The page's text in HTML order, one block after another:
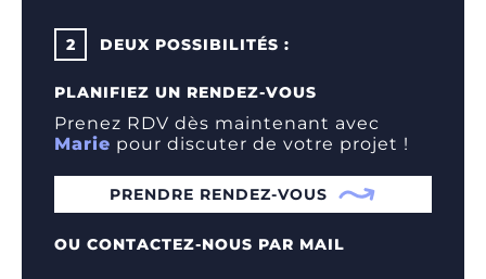
2 DEUX POSSIBILITÉS :
PLANIFIEZ UN RENDEZ-VOUS
Prenez RDV dès maintenant avec
Marie pour discuter de votre projet !
PRENDRE RENDEZ-VOUS
OU CONTACTEZ-NOUS PAR MAIL